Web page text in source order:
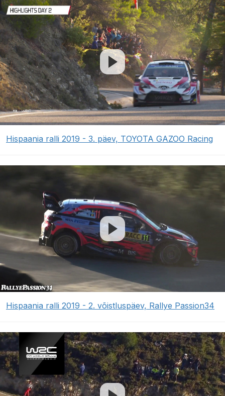
Hispaania ralli 2019 - 3. päev, TOYOTA GAZOO Racing
Hispaania ralli 2019 - 2. võistluspäev, Rallye Passion34